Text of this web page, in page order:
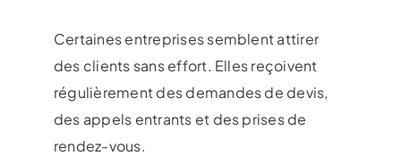
Certaines entreprises semblent attirer
des clients sans effort. Elles reçoivent
régulièrement des demandes de devis,
des appels entrants et des prises de
rendez-vous.